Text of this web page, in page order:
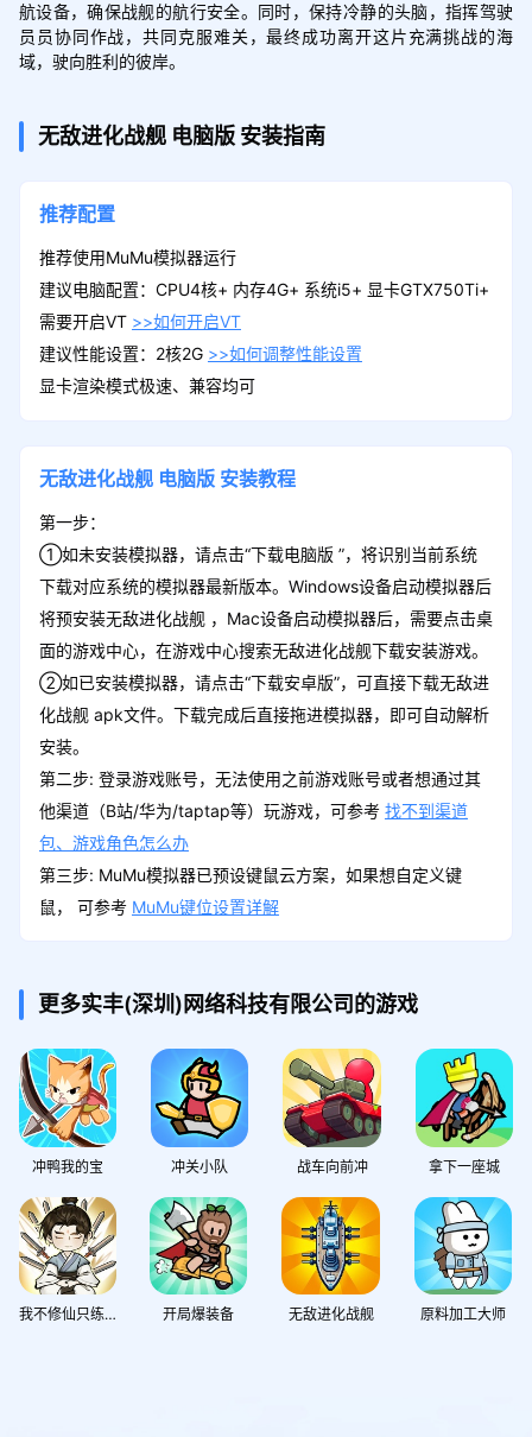
航设备，确保战舰的航行安全。同时，保持冷静的头脑，指挥驾驶
员员协同作战，共同克服难关，最终成功离开这片充满挑战的海
域，驶向胜利的彼岸。
无敌进化战舰 电脑版 安装指南
推荐配置
推荐使用MuMu模拟器运行
建议电脑配置：CPU4核+ 内存4G+ 系统i5+ 显卡GTX750Ti+
需要开启VT >>如何开启VT
建议性能设置：2核2G >>如何调整性能设置
显卡渲染模式极速、兼容均可
无敌进化战舰 电脑版 安装教程
第一步：
①如未安装模拟器，请点击“下载电脑版 ”，将识别当前系统
下载对应系统的模拟器最新版本。Windows设备启动模拟器后
将预安装无敌进化战舰 ，Mac设备启动模拟器后，需要点击桌
面的游戏中心，在游戏中心搜索无敌进化战舰下载安装游戏。
②如已安装模拟器，请点击“下载安卓版”，可直接下载无敌进
化战舰 apk文件。下载完成后直接拖进模拟器，即可自动解析
安装。
第二步: 登录游戏账号，无法使用之前游戏账号或者想通过其
他渠道（B站/华为/taptap等）玩游戏，可参考 找不到渠道
包、游戏角色怎么办
第三步: MuMu模拟器已预设键鼠云方案，如果想自定义键
鼠， 可参考 MuMu键位设置详解
更多实丰(深圳)网络科技有限公司的游戏
冲鸭我的宝 冲关小队 战车向前冲 拿下一座城
我不修仙只练剑 开局爆装备 无敌进化战舰 原料加工大师